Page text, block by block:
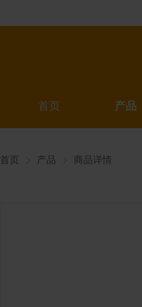
首页 产品
首页 产品 商品详情